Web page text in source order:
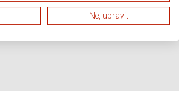
Ne, upravit